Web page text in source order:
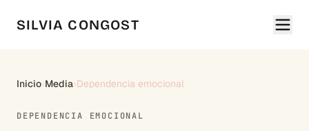
SILVIA CONGOST
Inicio›Media›Dependencia emocional
DEPENDENCIA EMOCIONAL